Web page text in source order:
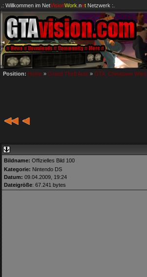
.: Willkommen im NetVisionWork .netNetzwerk :.
Position: Home » Grand Theft Auto » GTA: Chinatown Wars
Bildname: Offizielles Bild 100
Kategorie: Nintendo DS
Datum: 09.04.2009, 19:24
Dateigröße: 67.241 bytes